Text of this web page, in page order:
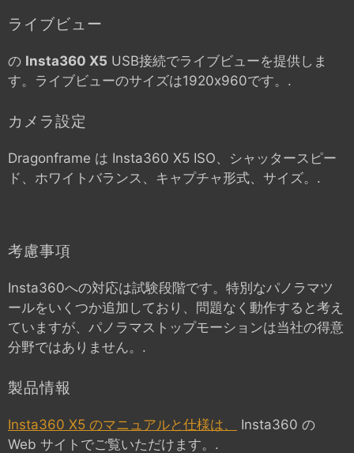
ライブビュー
の Insta360 X5 USB接続でライブビューを提供しま
す。ライブビューのサイズは1920x960です。.
カメラ設定
Dragonframe は Insta360 X5 ISO、シャッタースピー
ド、ホワイトバランス、キャプチャ形式、サイズ。.
考慮事項
Insta360への対応は試験段階です。特別なパノラマツ
ールをいくつか追加しており、問題なく動作すると考え
ていますが、パノラマストップモーションは当社の得意
分野ではありません。.
製品情報
Insta360 X5 のマニュアルと仕様は、
Insta360 の
Web サイトでご覧いただけます。.